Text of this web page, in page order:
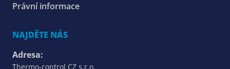
Právní informace
NAJDĚTE NÁS
Adresa:
Thermo-control CZ s.r.o.